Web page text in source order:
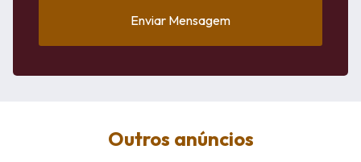
Enviar Mensagem
Outros anúncios